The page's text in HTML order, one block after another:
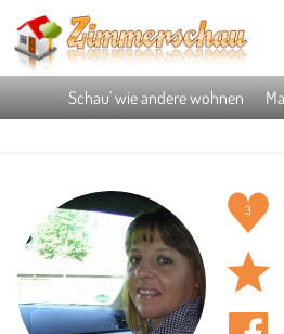
Schau' wie andere wohnen
3